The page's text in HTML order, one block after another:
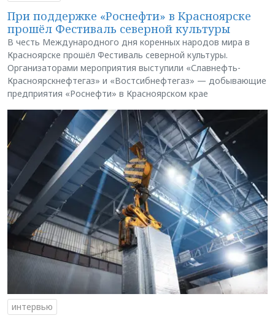
При поддержке «Роснефти» в Красноярске
прошёл Фестиваль северной культуры
В честь Международного дня коренных народов мира в
Красноярске прошёл Фестиваль северной культуры.
Организаторами мероприятия выступили «Славнефть-
Красноярскнефтегаз» и «Востсибнефтегаз» — добывающие
предприятия «Роснефти» в Красноярском крае
интервью